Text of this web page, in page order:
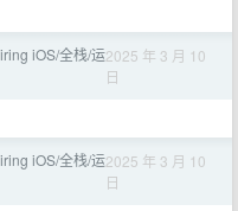
iOS/全栈/运2025 年 3 月 10
日
iOS/全栈/运2025 年 3 月 10
日